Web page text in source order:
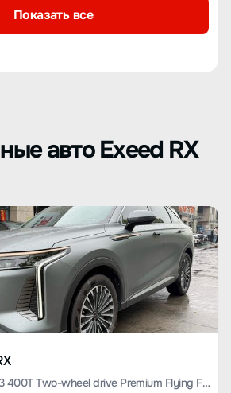
Показать все
авто Exeed RX
Xingtu Yaoguang 2023 400T Two-wheel drive Premium Flying Fish Version